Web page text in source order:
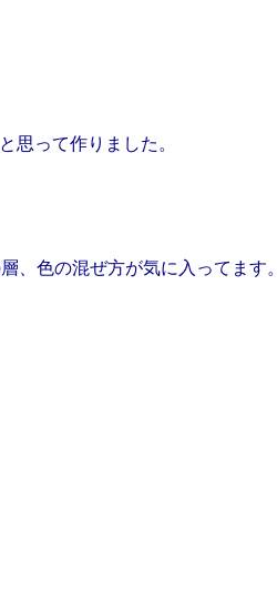
思って作りました。
、色の混ぜ方が気に入ってます。